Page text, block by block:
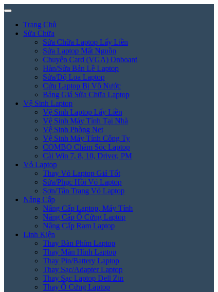
Trang Chủ
Sửa Chữa
Sửa Chữa Laptop Lấy Liền
Sửa Laptop Mất Nguồn
Chuyển Card (VGA) Onboard
Hàn/Sửa Bản Lề Laptop
Sửa/Độ Loa Laptop
Cứu Laptop Bị Vô Nước
Bảng Giá Sửa Chữa Laptop
Vệ Sinh Laptop
Vệ Sinh Laptop Lấy Liền
Vệ Sinh Máy Tính Tại Nhà
Vệ Sinh Phòng Net
Vệ Sinh Máy Tính Công Ty
COMBO Chăm Sóc Laptop
Cài Win 7, 8, 10, Driver, PM
Vỏ Laptop
Thay Vỏ Laptop Giá Tốt
Sửa/Phục Hồi Vỏ Laptop
Sơn/Tân Trang Vỏ Laptop
Nâng Cấp
Nâng Cấp Laptop, Máy Tính
Nâng Cấp Ổ Cứng Laptop
Nâng Cấp Ram Laptop
Linh Kiện
Thay Bàn Phím Laptop
Thay Màn Hình Laptop
Thay Pin/Battery Laptop
Thay Sạc/Adapter Laptop
Thay Sạc Laptop Dell Zin
Thay Ổ Cứng Laptop